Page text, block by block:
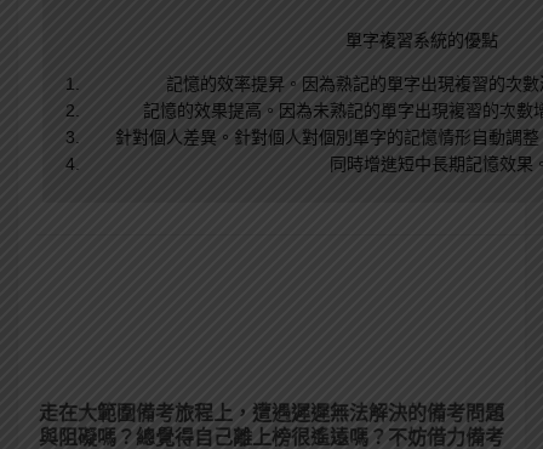
單字複習系統的優點
記憶的效率提昇。因為熟記的單字出現複習的次
記憶的效果提高。因為未熟記的單字出現複習的次數
針對個人差異。針對個人對個別單字的記憶情形自動調
同時增進短中長期記憶效果
走在大範圍備考旅程上， 遭遇遲遲無法解決的備考問題
與阻礙嗎？總覺得自己離上榜很遙遠嗎？不妨借力備考